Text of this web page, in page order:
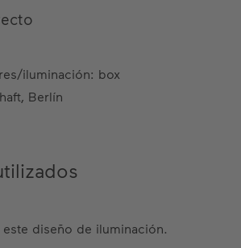
iluminación: box
Berlín
diseño de iluminación.